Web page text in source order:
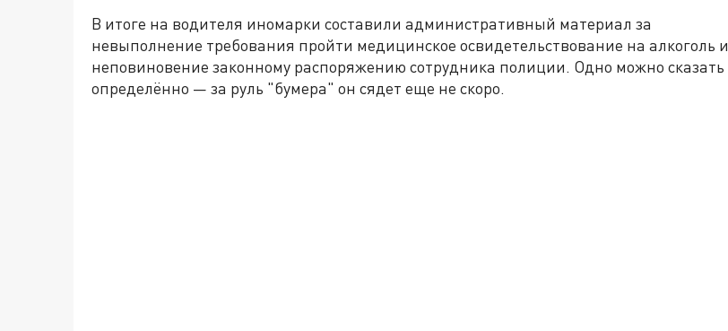
В итоге на водителя иномарки составили административный материал за
невыполнение требования пройти медицинское освидетельствование на алкоголь и
неповиновение законному распоряжению сотрудника полиции. Одно можно сказать
определённо — за руль "бумера" он сядет еще не скоро.